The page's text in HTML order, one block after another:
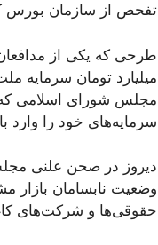
تفحص از سازمان بورس
میلیارد تومان سرمایه
مجلس شورای اسلامی که
سرمایه‌های خود را وارد
دیروز در صحن علنی
وضعیت نابسامان
حقوقی‌ها و شرکت‌های